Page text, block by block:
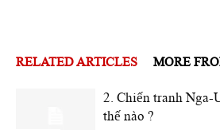
RELATED ARTICLES MORE
2. Chiến tranh Nga-
thế nào ?